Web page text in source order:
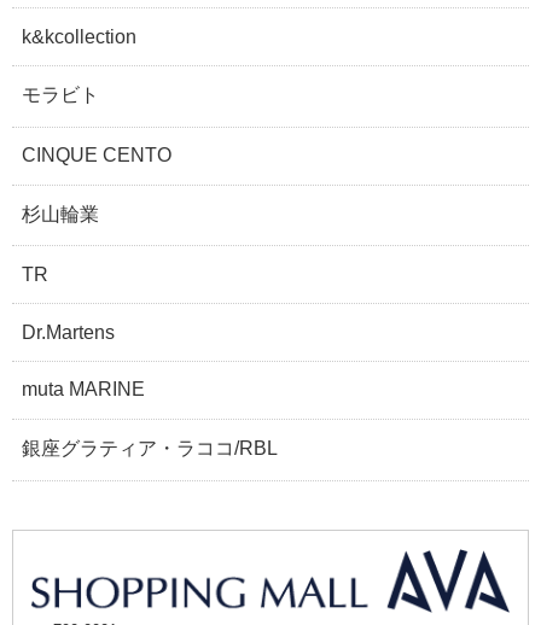
k&kcollection
モラビト
CINQUE CENTO
杉山輪業
TR
Dr.Martens
muta MARINE
銀座グラティア・ラココ/RBL